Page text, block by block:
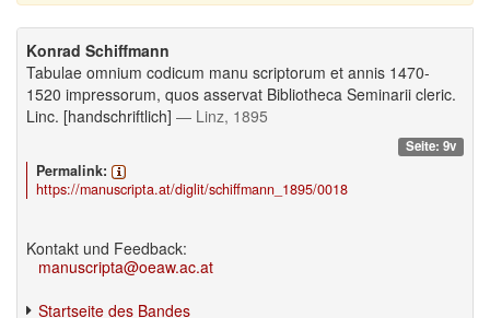
Konrad Schiffmann
Tabulae omnium codicum manu scriptorum et annis 1470-
1520 impressorum, quos asservat Bibliotheca Seminarii cleric.
Linc. [handschriftlich] — Linz, 1895
Seite: 9v
Permalink:
https://manuscripta.at/diglit/schiffmann_1895/0018
Kontakt und Feedback:
manuscripta@oeaw.ac.at
Startseite des Bandes